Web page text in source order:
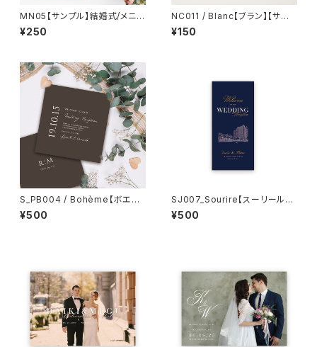
MN05【サンプル】結婚式/メニュ
ー表
¥250
NC011 / Blanc【ブラン】【サン
プル】結婚式 席札
¥150
S_PB004 / Bohème【ボエム】
【サンプル】結婚式プロフィール
ブック
¥500
SJ007_Sourire【スーリール】
【サンプル】結婚式/三つ折り席次
表
¥500